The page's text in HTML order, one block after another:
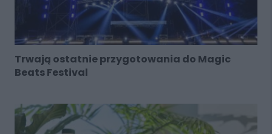
Trwają ostatnie przygotowania do Magic
Beats Festival